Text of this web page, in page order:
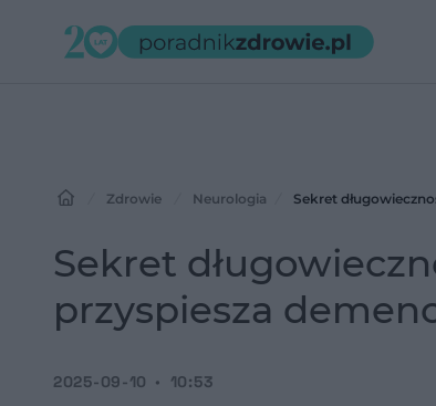
Zdrowie Neurologia Sekret
Sekret
przyspiesza
2025-09-10 10:53